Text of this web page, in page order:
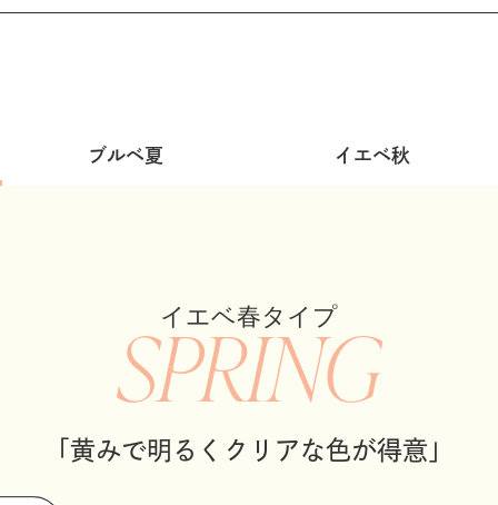
ブルベ夏 イエベ秋
イエベ春タイプ
SPRING
「黄みで明るくクリアな色が得意」